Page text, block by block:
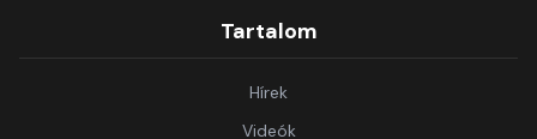
Tartalom
Hírek
Videók